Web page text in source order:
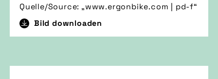
Quelle/Source: „www.ergonbike.com | pd-f“
Bild downloaden